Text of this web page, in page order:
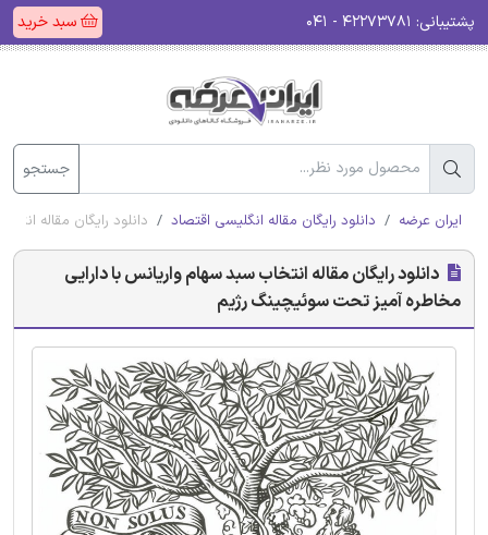
پشتیبانی: سبد خرید
جستجو
ایران عرضه دانلود رایگان مقاله انگلیسی اقتصاد دانلود رایگان مقاله
دانلود رایگان مقاله انتخاب سبد سهام واریانس با دارایی
مخاطره آمیز تحت سوئیچینگ رژیم